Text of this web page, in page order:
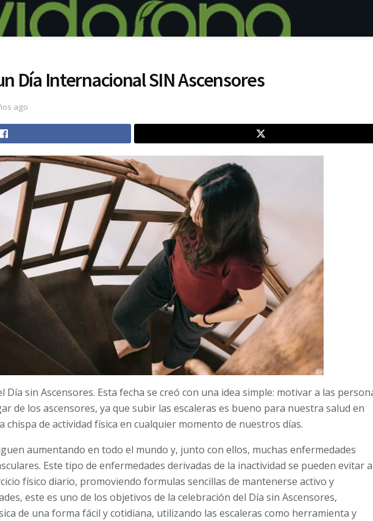
Día Internacional SIN Ascensores
ago
Día sin Ascensores. Esta fecha se creó con una idea simple: motivar a las
de los ascensores, ya que subir las escaleras es bueno para nuestra salud en
chispa de actividad física en cualquier momento de nuestros días.
aumentando en todo el mundo y, junto con ellos, muchas enfermedades
Este tipo de enfermedades derivadas de la inactividad se pueden evitar a
físico diario, promoviendo formulas sencillas de mantenerse activo y
este es uno de los objetivos de la celebración del Día sin Ascensores,
de una forma fácil y cotidiana, utilizando las escaleras como herramienta y